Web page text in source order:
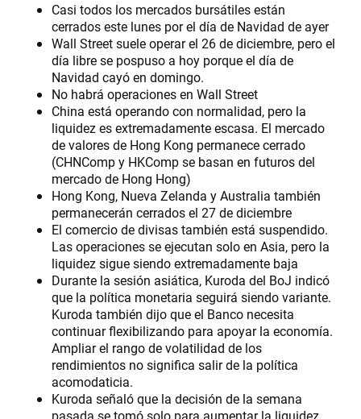
Casi todos los mercados bursátiles están
cerrados este lunes por el día de Navidad de ayer
Wall Street suele operar el 26 de diciembre, pero el
día libre se pospuso a hoy porque el día de
Navidad cayó en domingo.
No habrá operaciones en Wall Street
China está operando con normalidad, pero la
liquidez es extremadamente escasa. El mercado
de valores de Hong Kong permanece cerrado
(CHNComp y HKComp se basan en futuros del
mercado de Hong Hong)
Hong Kong, Nueva Zelanda y Australia también
permanecerán cerrados el 27 de diciembre
El comercio de divisas también está suspendido.
Las operaciones se ejecutan solo en Asia, pero la
liquidez sigue siendo extremadamente baja
Durante la sesión asiática, Kuroda del BoJ indicó
que la política monetaria seguirá siendo variante.
Kuroda también dijo que el Banco necesita
continuar flexibilizando para apoyar la economía.
Ampliar el rango de volatilidad de los
rendimientos no significa salir de la política
acomodaticia.
Kuroda señaló que la decisión de la semana
pasada se tomó solo para aumentar la liquidez